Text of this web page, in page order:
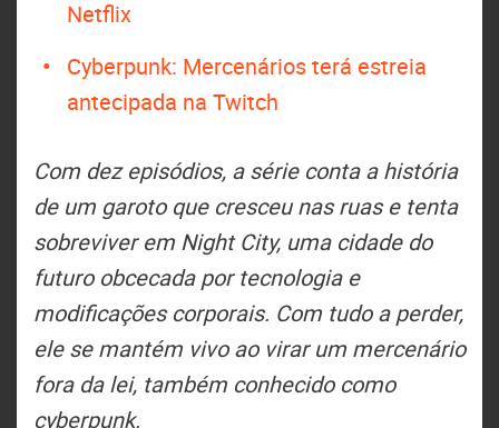
Netflix
Cyberpunk: Mercenários terá estreia
antecipada na Twitch
Com dez episódios, a série conta a história
de um garoto que cresceu nas ruas e tenta
sobreviver em Night City, uma cidade do
futuro obcecada por tecnologia e
modificações corporais. Com tudo a perder,
ele se mantém vivo ao virar um mercenário
fora da lei, também conhecido como
cyberpunk.